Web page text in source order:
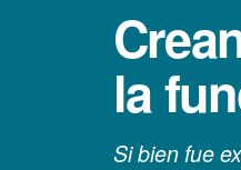
la
Si bien fue